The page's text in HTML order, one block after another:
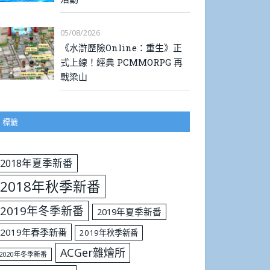
05/08/2026
《水滸歷險Online：重生》正
式上線！經典 PCMMORPG 再
戰梁山
標籤
2018年夏季新番
2018年秋季新番
2019年冬季新番
2019年夏季新番
2019年春季新番
2019年秋季新番
2020年冬季新番 ACGer雜燴所